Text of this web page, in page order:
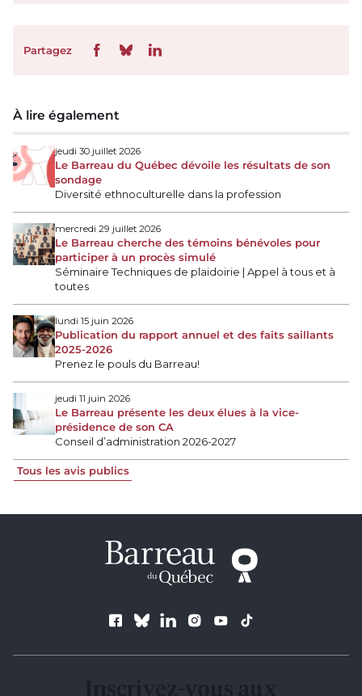
Partagez
À lire également
jeudi 30 juillet 2026
Le Barreau du Québec dévoile les résultats de son
sondage
Diversité ethnoculturelle dans la profession
mercredi 29 juillet 2026
Le Barreau cherche des témoins bénévoles pour
participer à un procès simulé
Séminaire Techniques de plaidoirie | Appel à tous et à
toutes
lundi 15 juin 2026
Publication du rapport annuel et des faits saillants
2025-2026
Prenez le pouls du Barreau!
jeudi 11 juin 2026
Le Barreau présente les deux élues à la vice-
présidence de son CA
Conseil d’administration 2026-2027
Tous les avis publics
Suivez le Barreau